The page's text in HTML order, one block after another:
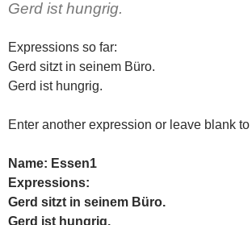
Gerd ist hungrig.
Expressions so far:
Gerd sitzt in seinem Büro.
Gerd ist hungrig.
Enter another expression or leave blank
Name: Essen1
Expressions:
Gerd sitzt in seinem Büro.
Gerd ist hungrig.